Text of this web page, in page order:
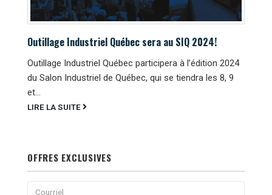
Outillage Industriel Québec sera au SIQ 2024!
Outillage Industriel Québec participera à l’édition 2024
du Salon Industriel de Québec, qui se tiendra les 8, 9
et...
LIRE LA SUITE
OFFRES EXCLUSIVES